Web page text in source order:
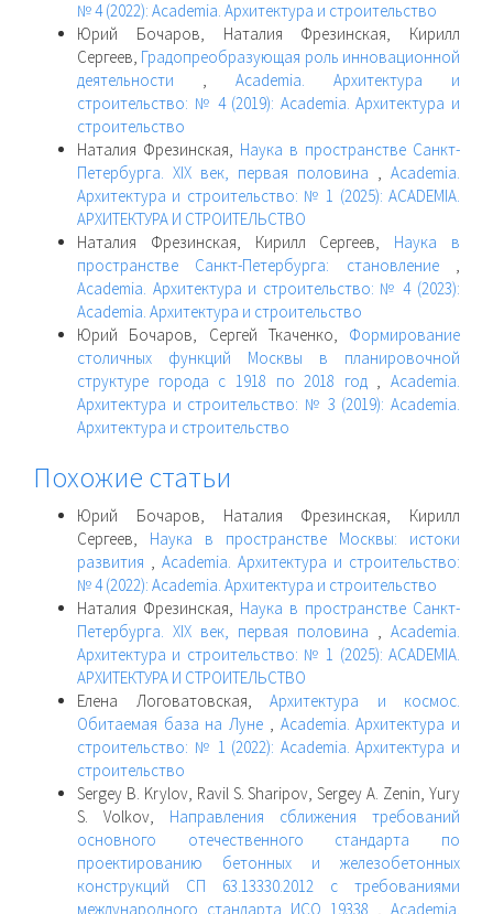
№ 4 (2022): Academia. Архитектура и строительство
Юрий Бочаров, Наталия Фрезинская, Кирилл
Сергеев, Градопреобразующая роль инновационной
деятельности , Academia. Архитектура и
строительство: № 4 (2019): Academia. Архитектура и
строительство
Наталия Фрезинская, Наука в пространстве Санкт-
Петербурга. XIX век, первая половина , Academia.
Архитектура и строительство: № 1 (2025): ACADEMIA.
АРХИТЕКТУРА И СТРОИТЕЛЬСТВО
Наталия Фрезинская, Кирилл Сергеев, Наука в
пространстве Санкт-Петербурга: становление ,
Academia. Архитектура и строительство: № 4 (2023):
Academia. Архитектура и строительство
Юрий Бочаров, Сергей Ткаченко, Формирование
столичных функций Москвы в планировочной
структуре города с 1918 по 2018 год , Academia.
Архитектура и строительство: № 3 (2019): Academia.
Архитектура и строительство
Похожие статьи
Юрий Бочаров, Наталия Фрезинская, Кирилл
Сергеев, Наука в пространстве Москвы: истоки
развития , Academia. Архитектура и строительство:
№ 4 (2022): Academia. Архитектура и строительство
Наталия Фрезинская, Наука в пространстве Санкт-
Петербурга. XIX век, первая половина , Academia.
Архитектура и строительство: № 1 (2025): ACADEMIA.
АРХИТЕКТУРА И СТРОИТЕЛЬСТВО
Елена Логоватовская, Архитектура и космос.
Обитаемая база на Луне , Academia. Архитектура и
строительство: № 1 (2022): Academia. Архитектура и
строительство
Sergey B. Krylov, Ravil S. Sharipov, Sergey A. Zenin, Yury
S. Volkov, Направления сближения требований
основного отечественного стандарта по
проектированию бетонных и железобетонных
конструкций СП 63.13330.2012 с требованиями
международного стандарта ИСО 19338 , Academia.